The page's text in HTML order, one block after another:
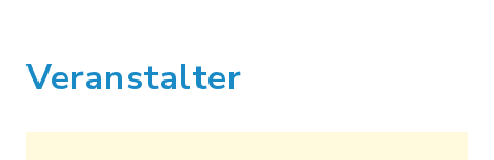
Veranstalter